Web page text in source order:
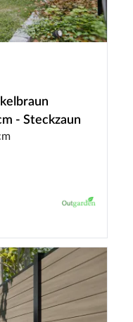
- Steckzaun